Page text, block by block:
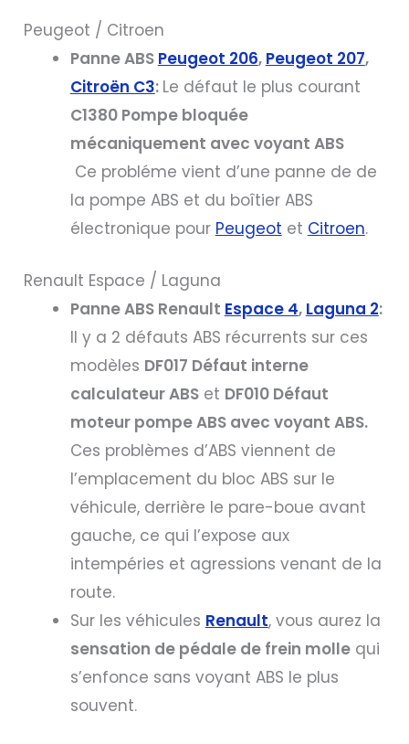
Peugeot / Citroen
Panne ABS Peugeot 206, Peugeot 207,
Citroën C3: Le défaut le plus courant
C1380 Pompe bloquée
mécaniquement avec voyant ABS
Ce probléme vient d’une panne de de
la pompe ABS et du boîtier ABS
électronique pour Peugeot et Citroen.
Renault Espace / Laguna
Panne ABS Renault Espace 4, Laguna 2:
Il y a 2 défauts ABS récurrents sur ces
modèles DF017 Défaut interne
calculateur ABSet DF010 Défaut
moteur pompe ABS avec voyant ABS.
Ces problèmes d’ABS viennent de
l’emplacement du bloc ABS sur le
véhicule, derrière le pare-boue avant
gauche, ce qui l’expose aux
intempéries et agressions venant de la
route.
Sur les véhicules Renault, vous aurez la
sensation de pédale de frein mollequi
s’enfonce sans voyant ABS le plus
souvent.